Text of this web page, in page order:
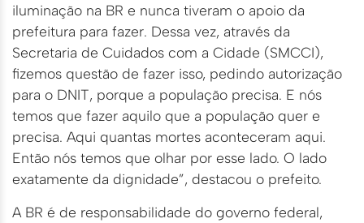
iluminação na BR e nunca tiveram o apoio da
prefeitura para fazer. Dessa vez, através da
Secretaria de Cuidados com a Cidade (SMCCI),
fizemos questão de fazer isso, pedindo autorização
para o DNIT, porque a população precisa. E nós
temos que fazer aquilo que a população quer e
precisa. Aqui quantas mortes aconteceram aqui.
Então nós temos que olhar por esse lado. O lado
exatamente da dignidade”, destacou o prefeito.
A BR é de responsabilidade do governo federal,